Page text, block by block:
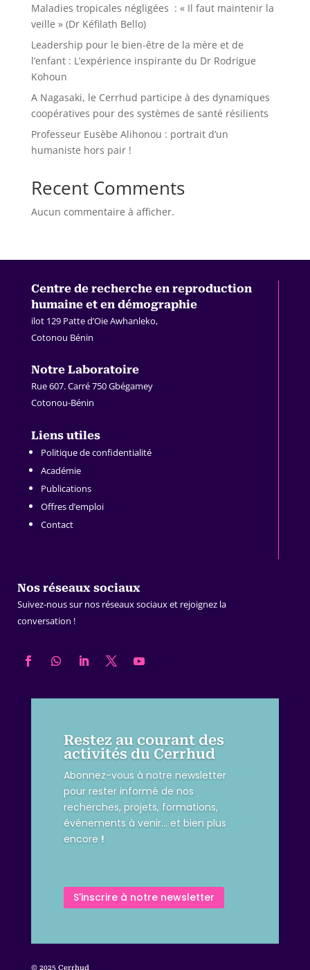
Maladies tropicales négligées : « Il faut maintenir la
veille » (Dr Kéfilath Bello)
Leadership pour le bien-être de la mère et de
l’enfant : L’expérience inspirante du Dr Rodrigue
Kohoun
A Nagasaki, le Cerrhud participe à des dynamiques
coopératives pour des systèmes de santé résilients
Professeur Eusèbe Alihonou : portrait d’un
humaniste hors pair !
Recent Comments
Aucun commentaire à afficher.
Centre de recherche en reproduction
humaine et en démographie
ilot 129 Patte d’Oie Awhanleko,
Cotonou Bénin
Notre Laboratoire
Rue 607. Carré 750 Gbégamey
Cotonou-Bénin
Liens utiles
Politique de confidentialité
Académie
Publications
Offres d’emploi
Contact
Nos réseaux sociaux
Suivez-nous sur nos réseaux sociaux et rejoignez la
conversation !
Restez au courant des
activités du Cerrhud
Abonnez-vous à notre newsletter
pour rester informé de nos
recherches, projets, formations,
événements à venir… et bien plus
encore !
S'inscrire à notre newsletter
© 2025 Cerrhud